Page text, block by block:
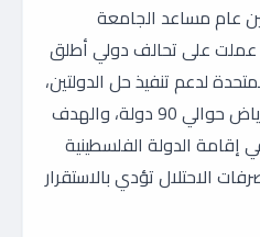
عام مساعد الجامعة
عملت على تحالف دولي أطلق
لدعم تنفيذ حل الدولتين،
وحضره في أول اجتماع بالرياض حوالي 90 دولة، والهدف
الدولة الفلسطينية
الاحتلال تؤدي بالاستقرار